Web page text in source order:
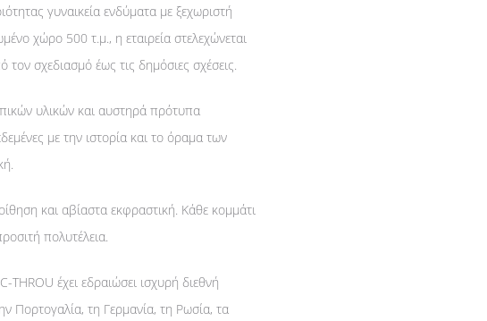
γυναικεία ενδύματα με ξεχωριστή
χώρο 500 τ.μ., η εταιρεία στελεχώνεται
σχεδιασμό έως τις δημόσιες σχέσεις.
υλικών και αυστηρά πρότυπα
με την ιστορία και το όραμα των
και αβίαστα εκφραστική. Κάθε κομμάτι
πολυτέλεια.
THROU έχει εδραιώσει ισχυρή διεθνή
Πορτογαλία, τη Γερμανία, τη Ρωσία, τα